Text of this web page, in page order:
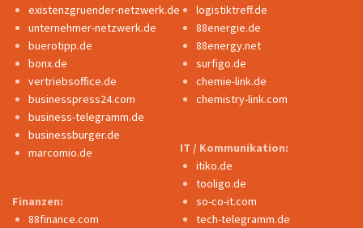
existenzgruender-netzwerk.de
unternehmer-netzwerk.de
buerotipp.de
bonx.de
vertriebsoffice.de
businesspress24.com
business-telegramm.de
businessburger.de
marcomio.de
Finanzen:
88finance.com
logistiktreff.de
88energie.de
88energy.net
surfigo.de
chemie-link.de
chemistry-link.com
IT / Kommunikation:
itiko.de
tooligo.de
so-co-it.com
tech-telegramm.de